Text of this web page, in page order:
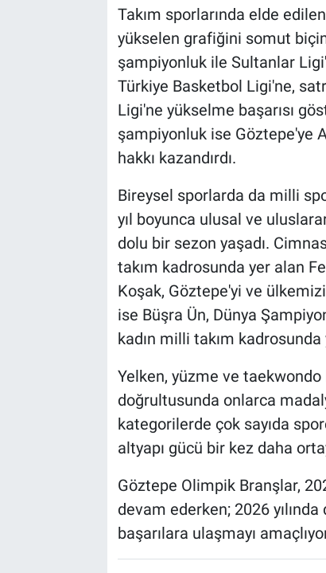
Takım sporlarında elde
yükselen grafiğini somut
şampiyonluk ile Sultanlar
Türkiye Basketbol Ligi'ne,
Ligi'ne yükselme başarısı
şampiyonluk ise Göztepe'ye
hakkı kazandırdı.
Bireysel sporlarda da milli
yıl boyunca ulusal ve
dolu bir sezon yaşadı.
takım kadrosunda yer alan
Koşak, Göztepe'yi ve
ise Büşra Ün, Dünya
kadın milli takım
Yelken, yüzme ve
doğrultusunda onlarca
kategorilerde çok sayıda
altyapı gücü bir kez daha
Göztepe Olimpik Branşlar,
devam ederken; 2026
başarılara ulaşmayı